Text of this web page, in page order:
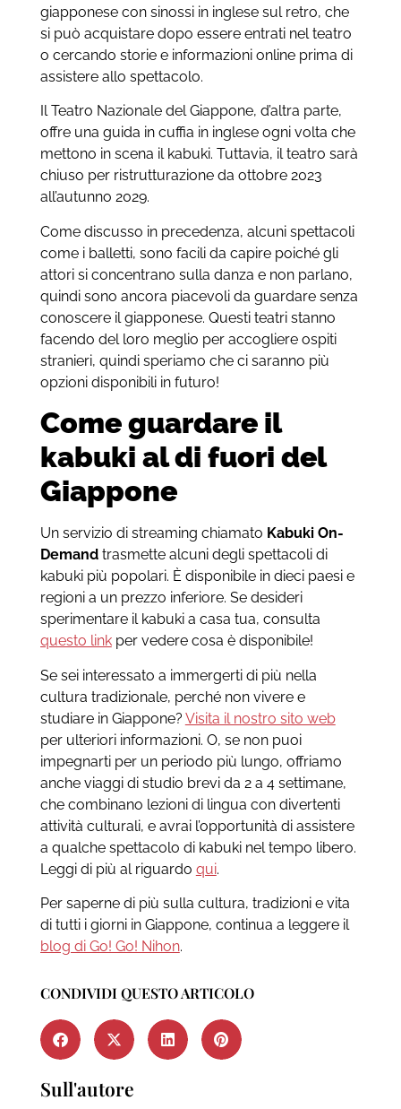
giapponese con sinossi in inglese sul retro, che
si può acquistare dopo essere entrati nel teatro
o cercando storie e informazioni online prima di
assistere allo spettacolo.
Il Teatro Nazionale del Giappone, d’altra parte,
offre una guida in cuffia in inglese ogni volta che
mettono in scena il kabuki. Tuttavia, il teatro sarà
chiuso per ristrutturazione da ottobre 2023
all’autunno 2029.
Come discusso in precedenza, alcuni spettacoli
come i balletti, sono facili da capire poiché gli
attori si concentrano sulla danza e non parlano,
quindi sono ancora piacevoli da guardare senza
conoscere il giapponese. Questi teatri stanno
facendo del loro meglio per accogliere ospiti
stranieri, quindi speriamo che ci saranno più
opzioni disponibili in futuro!
Come guardare il
kabuki al di fuori del
Giappone
Un servizio di streaming chiamato Kabuki On-
Demandtrasmette alcuni degli spettacoli di
kabuki più popolari. È disponibile in dieci paesi e
regioni a un prezzo inferiore. Se desideri
sperimentare il kabuki a casa tua, consulta
questo linkper vedere cosa è disponibile!
Se sei interessato a immergerti di più nella
cultura tradizionale, perché non vivere e
studiare in Giappone? Visita il nostro sito web
per ulteriori informazioni. O, se non puoi
impegnarti per un periodo più lungo, offriamo
anche viaggi di studio brevi da 2 a 4 settimane,
che combinano lezioni di lingua con divertenti
attività culturali, e avrai l’opportunità di assistere
a qualche spettacolo di kabuki nel tempo libero.
Leggi di più al riguardo qui.
Per saperne di più sulla cultura, tradizioni e vita
di tutti i giorni in Giappone, continua a leggere il
blog di Go! Go! Nihon.
CONDIVIDI QUESTO ARTICOLO
Sull'autore